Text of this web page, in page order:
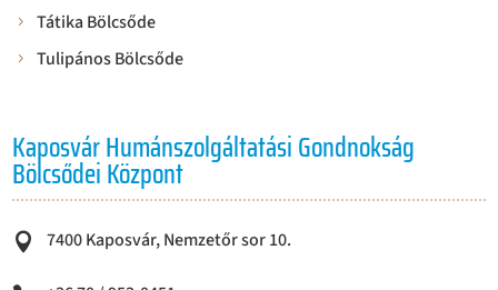
Tátika Bölcsőde
Tulipános Bölcsőde
Kaposvár Humánszolgáltatási Gondnokság
Bölcsődei Központ
 7400 Kaposvár, Nemzetőr sor 10.